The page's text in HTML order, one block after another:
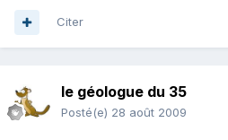
Citer
le géologue du 35
Posté(e) 28 août 2009